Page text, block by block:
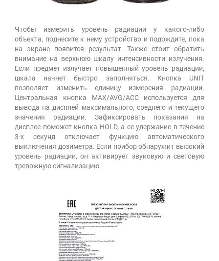
Чтобы измерить уровень радиации у какого-либо
объекта, поднесите к нему устройство и подождите, пока
на экране появится результат. Также стоит обратить
внимание на верхнюю шкалу интенсивности излучения.
Если предмет излучает повышенный уровень радиации,
шкала начнет быстро заполняться. Кнопка UNIT
позволяет изменить единицу измерения радиации.
Центральная кнопка MAX/AVG/ACC используется для
вывода на дисплей максимального, среднего и текущего
значения радиации. Зафиксировать показания на
дисплее поможет кнопка HOLD, а ее удержание в течение
3-х секунд отключает функцию автоматического
выключения дозиметра. Если прибор обнаружит высокий
уровень радиации, он активирует звуковую и световую
тревожную сигнализацию.